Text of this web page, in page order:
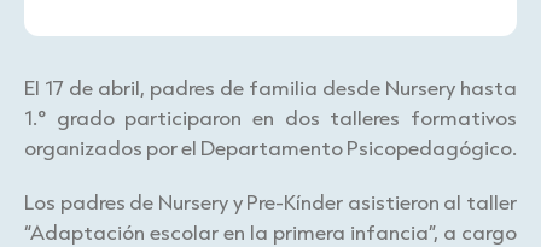
El 17 de abril, padres de familia desde Nursery hasta
1.° grado participaron en dos talleres formativos
organizados por el Departamento Psicopedagógico.
Los padres de Nursery y Pre-Kínder asistieron al taller
“Adaptación escolar en la primera infancia”, a cargo